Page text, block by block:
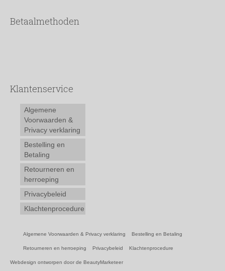
Betaalmethoden
Klantenservice
Algemene
Voorwaarden &
Privacy verklaring
Bestelling en
Betaling
Retourneren en
herroeping
Privacybeleid
Klachtenprocedure
Algemene Voorwaarden & Privacy verklaring Bestelling en Betaling
Retourneren en herroeping Privacybeleid Klachtenprocedure
Webdesign ontworpen door de BeautyMarketeer